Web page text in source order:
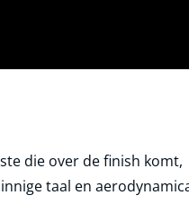
die over de finish komt,
taal en